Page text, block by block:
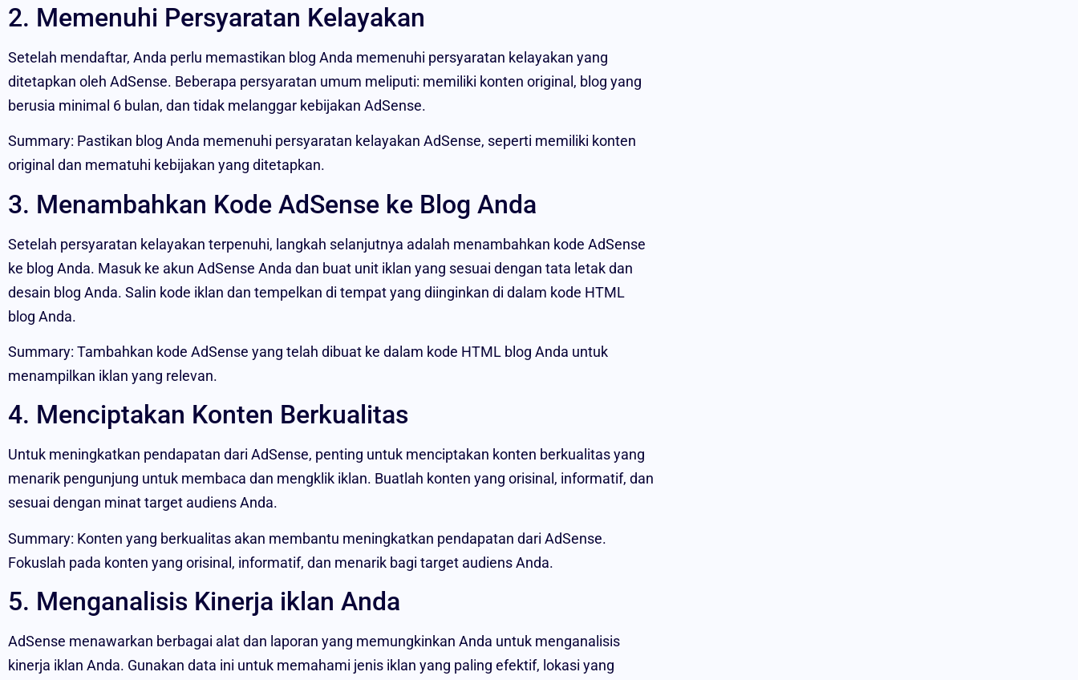
2. Memenuhi Persyaratan Kelayakan
Setelah mendaftar, Anda perlu memastikan blog Anda memenuhi persyaratan kelayakan yang
ditetapkan oleh AdSense. Beberapa persyaratan umum meliputi: memiliki konten original, blog yang
berusia minimal 6 bulan, dan tidak melanggar kebijakan AdSense.
Summary: Pastikan blog Anda memenuhi persyaratan kelayakan AdSense, seperti memiliki konten
original dan mematuhi kebijakan yang ditetapkan.
3. Menambahkan Kode AdSense ke Blog Anda
Setelah persyaratan kelayakan terpenuhi, langkah selanjutnya adalah menambahkan kode AdSense
ke blog Anda. Masuk ke akun AdSense Anda dan buat unit iklan yang sesuai dengan tata letak dan
desain blog Anda. Salin kode iklan dan tempelkan di tempat yang diinginkan di dalam kode HTML
blog Anda.
Summary: Tambahkan kode AdSense yang telah dibuat ke dalam kode HTML blog Anda untuk
menampilkan iklan yang relevan.
4. Menciptakan Konten Berkualitas
Untuk meningkatkan pendapatan dari AdSense, penting untuk menciptakan konten berkualitas yang
menarik pengunjung untuk membaca dan mengklik iklan. Buatlah konten yang orisinal, informatif, dan
sesuai dengan minat target audiens Anda.
Summary: Konten yang berkualitas akan membantu meningkatkan pendapatan dari AdSense.
Fokuslah pada konten yang orisinal, informatif, dan menarik bagi target audiens Anda.
5. Menganalisis Kinerja iklan Anda
AdSense menawarkan berbagai alat dan laporan yang memungkinkan Anda untuk menganalisis
kinerja iklan Anda. Gunakan data ini untuk memahami jenis iklan yang paling efektif, lokasi yang